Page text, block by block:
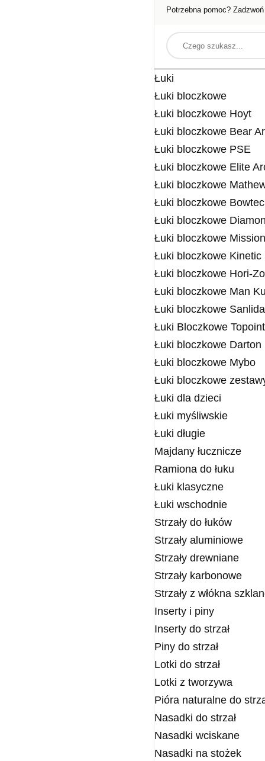
Potrzebna pomoc?
Łuki
Łuki bloczkowe
Łuki bloczkowe Hoyt
Łuki bloczkowe Bear
Łuki bloczkowe PSE
Łuki bloczkowe Elite
Łuki bloczkowe
Łuki bloczkowe
Łuki bloczkowe
Łuki bloczkowe Mission
Łuki bloczkowe Kinetic
Łuki bloczkowe Hori-
Łuki bloczkowe Man
Łuki bloczkowe Sanlida
Łuki Bloczkowe Topoint
Łuki bloczkowe Darton
Łuki bloczkowe Mybo
Łuki bloczkowe
Łuki dla dzieci
Łuki myśliwskie
Łuki długie
Majdany łucznicze
Ramiona do łuku
Łuki klasyczne
Łuki wschodnie
Strzały do łuków
Strzały aluminiowe
Strzały drewniane
Strzały karbonowe
Strzały z włókna
Inserty i piny
Inserty do strzał
Piny do strzał
Lotki do strzał
Lotki z tworzywa
Pióra naturalne do
Nasadki do strzał
Nasadki wciskane
Nasadki na stożek